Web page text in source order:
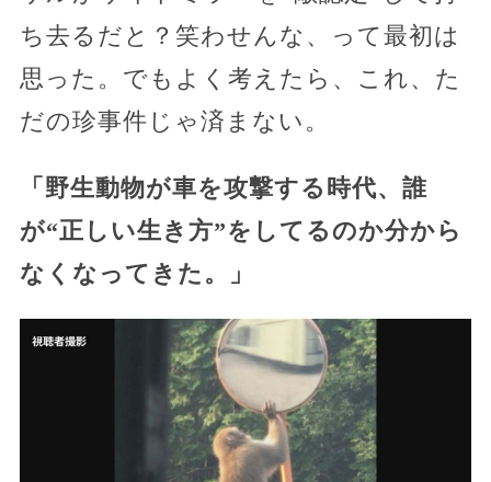
ち去るだと？笑わせんな、って最初は
思った。でもよく考えたら、これ、た
だの珍事件じゃ済まない。
「野生動物が車を攻撃する時代、誰
が“正しい生き方”をしてるのか分から
なくなってきた。」